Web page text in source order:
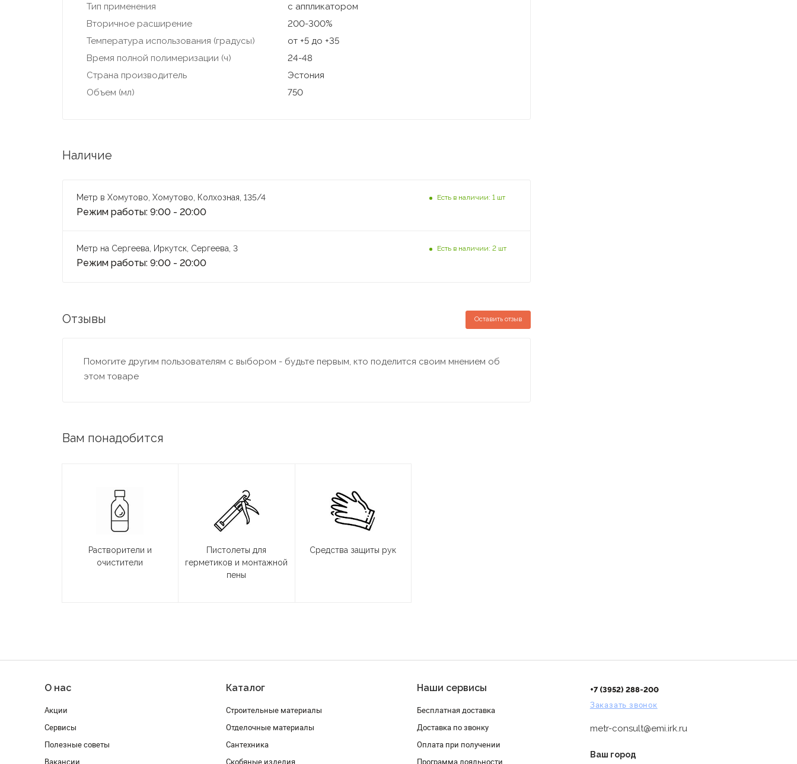
Тип применения
с аппликатором
Вторичное расширение
200-300%
Температура использования (градусы)
от +5 до +35
Время полной полимеризации (ч)
24-48
Страна производитель
Эстония
Объем (мл)
750
Наличие
Метр в Хомутово, Хомутово, Колхозная, 135/4
Режим работы: 9:00 - 20:00
Есть в наличии: 1 шт
Метр на Сергеева, Иркутск, Сергеева, 3
Режим работы: 9:00 - 20:00
Есть в наличии: 2 шт
Отзывы Оставить отзыв
Помогите другим пользователям с выбором - будьте первым, кто поделится своим мнением об
этом товаре
Вам понадобится
Растворители и
очистители
Пистолеты для
герметиков и монтажной
пены
Средства защиты рук
О нас
Акции
Сервисы
Полезные советы
Вакансии
Каталог
Строительные материалы
Отделочные материалы
Сантехника
Скобяные изделия
Наши сервисы
Бесплатная доставка
Доставка по звонку
Оплата при получении
Программа лояльности
+7 (3952) 288-200
Заказать звонок
metr-consult@emi.irk.ru
Ваш город